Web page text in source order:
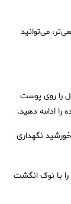
می‌توانید
را روی پوست
ادامه دهید.
نگهداری
با نوک انگشت